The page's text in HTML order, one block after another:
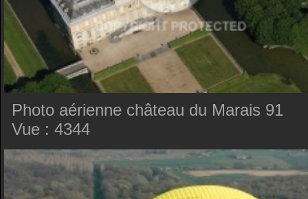
Photo aérienne château du Marais 91
Vue : 4344